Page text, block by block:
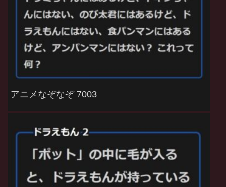
アニメなぞなぞ 7003